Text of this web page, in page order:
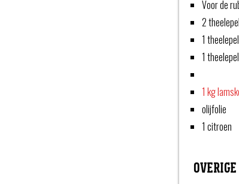
Voor de
2
1
1
1 kg
olijfolie
1 citroen